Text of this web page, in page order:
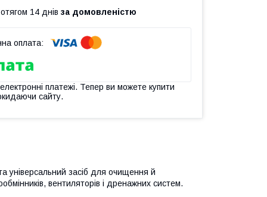
14 днів за домовленістю
платежі. Тепер ви можете купити
сайту.
засіб для очищення й
вентиляторів і дренажних систем.